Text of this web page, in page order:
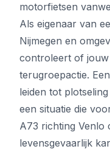
motorfietsen
Als eigenaar van
Nijmegen en
controleert of
terugroepactie.
leiden tot
een situatie die
A73 richting Venlo
levensgevaarlijk